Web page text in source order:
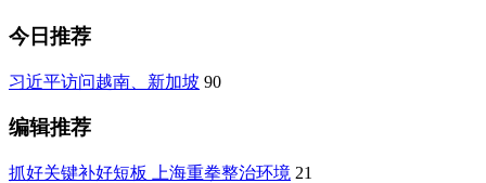
今日推荐
习近平访问越南、新加坡 90
编辑推荐
抓好关键补好短板 上海重拳整治环境 21